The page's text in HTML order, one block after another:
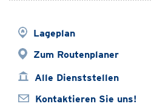
Lageplan
Zum Routenplaner
Alle Dienststellen
Kontaktieren Sie uns!